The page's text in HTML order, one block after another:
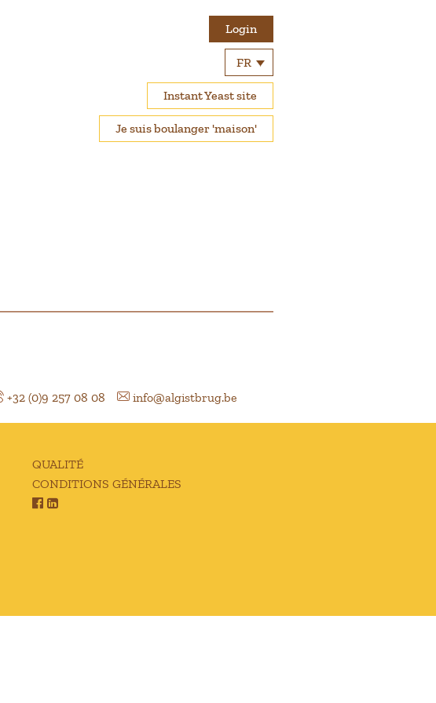
Login
FR
Instant Yeast site
Je suis boulanger 'maison'
+32 (0)9 257 08 08 info@algistbrug.be
QUALITÉ
CONDITIONS GÉNÉRALES